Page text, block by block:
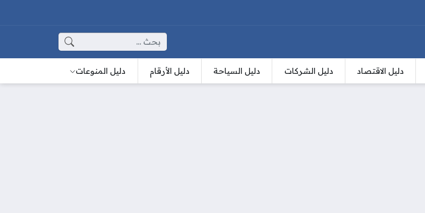
البحث عن:
دليل الاقتصاد دليل الشركات دليل السياحة دليل الأرقام دليل المنوعات